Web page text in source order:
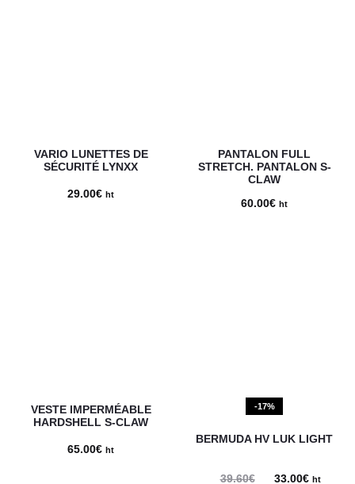
VARIO LUNETTES DE
SÉCURITÉ LYNXX
29.00€ ht
PANTALON FULL
STRETCH. PANTALON S-
CLAW
60.00€ ht
VESTE IMPERMÉABLE
HARDSHELL S-CLAW
65.00€ ht
-17%
BERMUDA HV LUK LIGHT
39.60€ 33.00€Le
ht